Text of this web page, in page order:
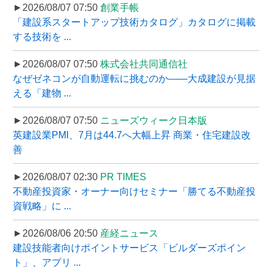
►2026/08/07 07:50 創業手帳
「建設系スタートアップ技術カタログ」カタログに掲載
する技術を ...
►2026/08/07 07:50 株式会社共同通信社
なぜゼネコンが自動運転に挑むのか――大成建設が見据
える「建物 ...
►2026/08/07 07:50 ニューズウィーク日本版
英建設業PMI、7月は44.7へ大幅上昇 商業・住宅建設改
善
►2026/08/07 02:30 PR TIMES
不動産投資家・オーナー向けセミナー「勝てる不動産投
資戦略」に ...
►2026/08/06 20:50 産経ニュース
建設技能者向けポイントサービス「ビルダーズポイン
ト」、アプリ ...